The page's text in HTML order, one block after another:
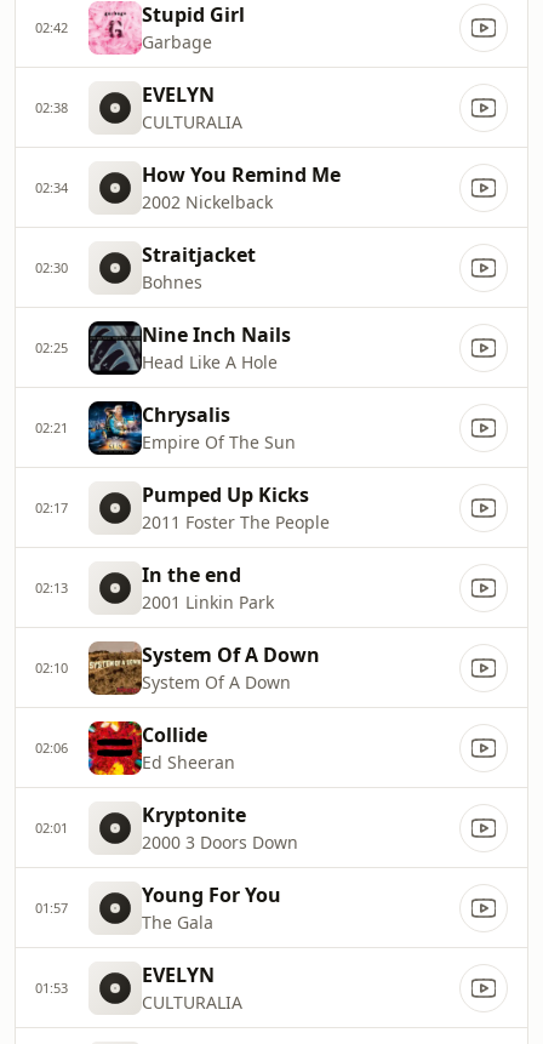
02:42 Stupid Girl
Garbage
02:38 EVELYN
CULTURALIA
02:34 How You Remind Me
2002 Nickelback
02:30 Straitjacket
Bohnes
02:25 Nine Inch Nails
Head Like A Hole
02:21 Chrysalis
Empire Of The Sun
02:17 Pumped Up Kicks
2011 Foster The People
02:13 In the end
2001 Linkin Park
02:10 System Of A Down
System Of A Down
02:06 Collide
Ed Sheeran
02:01 Kryptonite
2000 3 Doors Down
01:57 Young For You
The Gala
01:53 EVELYN
CULTURALIA